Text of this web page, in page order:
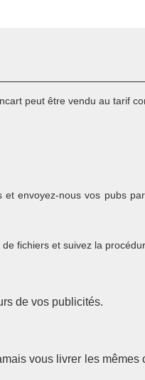
peut être vendu au tarif
envoyez-nous vos pubs
fichiers et suivez la
de vos publicités.
vous livrer les mêmes